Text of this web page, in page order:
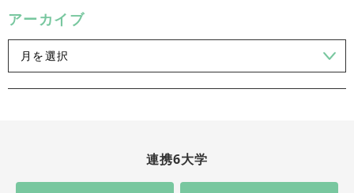
アーカイブ
連携6大学